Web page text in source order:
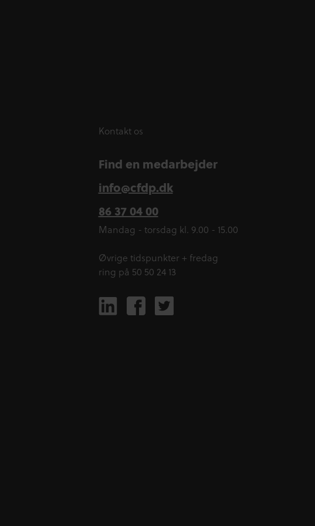
Kontakt os
Find en medarbejder
Find en medarbejder
info@cfdp.dk
info@cfdp.dk
86 37 04 00
86 37 04 00
Mandag - torsdag kl. 9.00 - 15.00
Øvrige tidspunkter + fredag
ring på 50 50 24 13